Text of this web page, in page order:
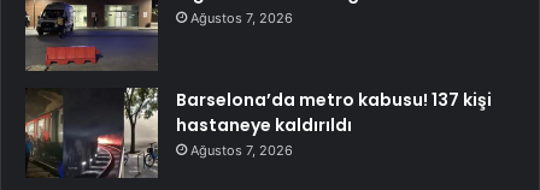
Ağustos 7, 2026
Barselona’da metro kabusu! 137 kişi
hastaneye kaldırıldı
Ağustos 7, 2026